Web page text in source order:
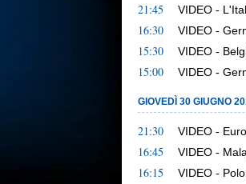
21:45 VIDEO -
16:30 VIDEO -
15:30 VIDEO -
15:00 VIDEO -
GIOVEDÌ 30 GIUGNO
21:30 VIDEO -
16:45 VIDEO -
16:15 VIDEO -